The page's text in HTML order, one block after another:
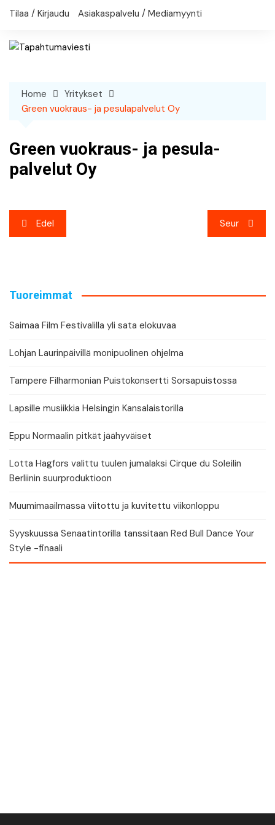
Skip
Tilaa / Kirjaudu Asiakaspalvelu / Mediamyynti
Home
Yritykset
Green vuokraus- ja pesula­palvelut Oy
Green vuokraus- ja pesula­
palvelut Oy
Artikkelien
selaus
Edel Seur
Tuoreimmat
Saimaa Film Festivalilla yli sata elokuvaa
Lohjan Laurinpäivillä monipuolinen ohjelma
Tampere Filharmonian Puistokonsertti Sorsapuistossa
Lapsille musiikkia Helsingin Kansalaistorilla
Eppu Normaalin pitkät jäähyväiset
Lotta Hagfors valittu tuulen jumalaksi Cirque du Soleilin
Berliinin suurproduktioon
Muumimaailmassa viitottu ja kuvitettu viikonloppu
Syyskuussa Senaatintorilla tanssitaan Red Bull Dance Your
Style -finaali